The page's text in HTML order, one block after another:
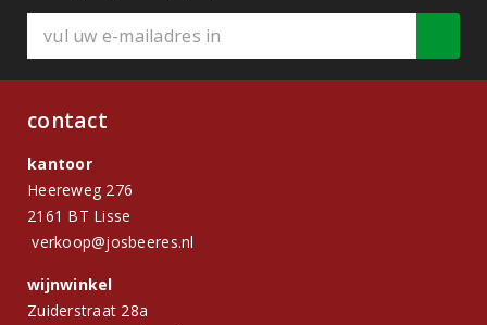
contact
kantoor
Heereweg 276
2161 BT Lisse
verkoop@josbeeres.nl
wijnwinkel
Zuiderstraat 28a